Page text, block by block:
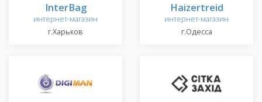
InterBag
интернет-магазин
г.Харьков
Haizertreid
интернет-магазин
г.Одесса